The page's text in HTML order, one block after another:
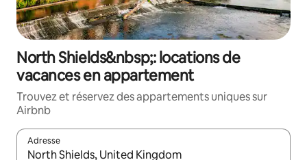
North Shields&nbsp;: locations de
vacances en appartement
Trouvez et réservez des appartements uniques sur
Airbnb
Adresse
Lorsque les résultats s'affichent, utilisez les flèches vers le